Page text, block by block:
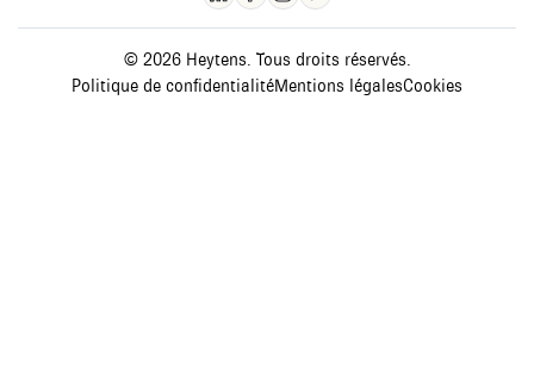
© 2026 Heytens. Tous droits réservés.
Politique de confidentialitéMentions légalesCookies